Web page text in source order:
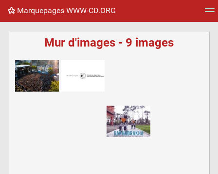
Marquepages WWW-CD.ORG
Flux
Mur d'images - 9 images